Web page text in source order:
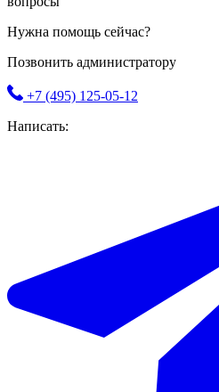
Нужна помощь сейчас?
Позвонить администратору
+7 (495) 125-05-12
Написать: